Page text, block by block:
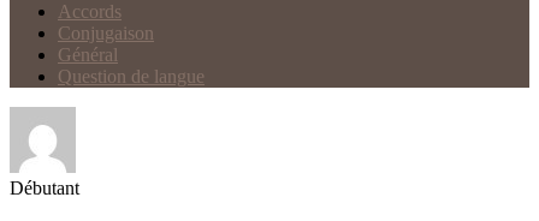
Accords
Conjugaison
Général
Question de langue
Débutant